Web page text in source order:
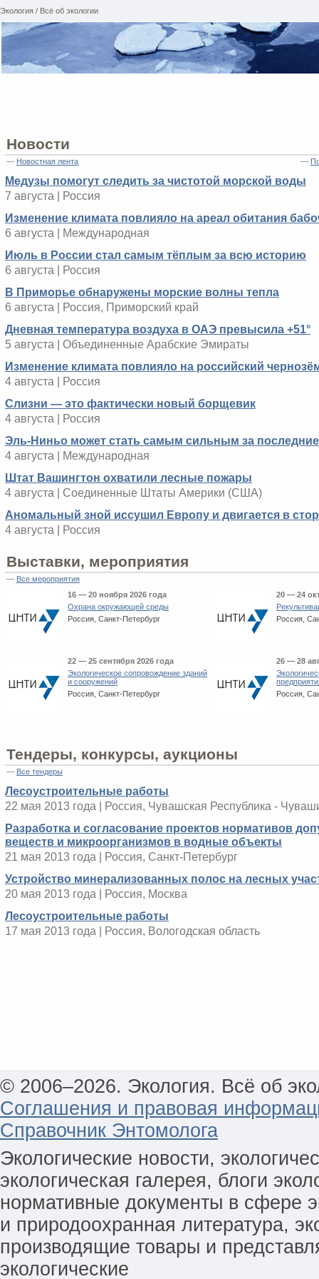
Экология / Всё об экологии
Новости
— Новостная лента —
Медузы помогут следить за чистотой морской воды
7 августа | Россия
Изменение климата повлияло на ареал обитания
6 августа | Международная
Июль в России стал самым тёплым за всю историю
6 августа | Россия
В Приморье обнаружены морские волны тепла
6 августа | Россия, Приморский край
Дневная температура воздуха в ОАЭ превысила +51°
5 августа | Объединенные Арабские Эмираты
Изменение климата повлияло на российский
4 августа | Россия
Слизни — это фактически новый борщевик
4 августа | Россия
Эль-Ниньо может стать самым сильным за последние
4 августа | Международная
Штат Вашингтон охватили лесные пожары
4 августа | Соединенные Штаты Америки (США)
Аномальный зной иссушил Европу и двигается в
4 августа | Россия
Выставки, мероприятия
— Все мероприятия
16 — 20 ноября 2026 года
Охрана окружающей среды
Россия, Санкт-Петербург
20 — 24
Россия,
22 — 25 сентября 2026 года
Экологическое сопровождение зданий
и сооружений
Россия, Санкт-Петербург
26 — 28
Россия,
Тендеры, конкурсы, аукционы
— Все тендеры
Лесоустроительные работы
22 мая 2013 года | Россия, Чувашская Республика -
Разработка и согласование проектов нормативов
веществ и микроорганизмов в водные объекты
21 мая 2013 года | Россия, Санкт-Петербург
Устройство минерализованных полос на лесных
20 мая 2013 года | Россия, Москва
Лесоустроительные работы
17 мая 2013 года | Россия, Вологодская область
© 2006–2026. Экология. Всё об
Соглашения и правовая
Справочник Энтомолога
Экологические новости,
экологическая галерея, блоги
нормативные документы в сфере
и природоохранная литература,
производящие товары и
экологические